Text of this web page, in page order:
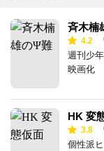
斉木楠
4.2
週刊少
映画化
HK 変
3.8
個性派